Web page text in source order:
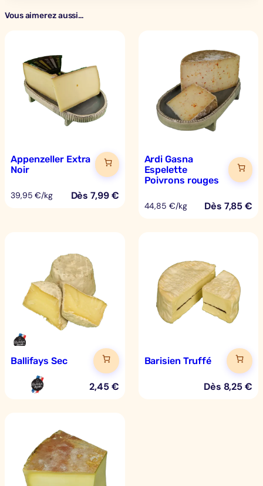
Vous aimerez aussi…
Appenzeller Extra
Noir
39,95 €/kg Dès7,99€
Ardi Gasna
Espelette
Poivrons rouges
44,85 €/kg Dès 7,85€
Ballifays Sec
2,45€
Barisien Truffé
Dès 8,25€